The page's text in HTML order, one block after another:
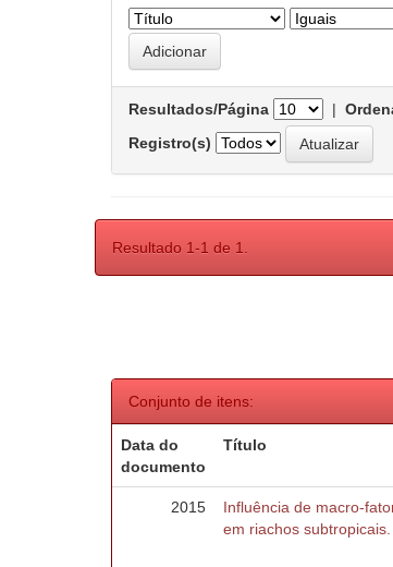
Resultados/Página |
Registro(s)
Resultado 1-1 de 1.
Conjunto de itens:
Data do
documento
Título
2015
Influência de macro-
em riachos subtropicais.